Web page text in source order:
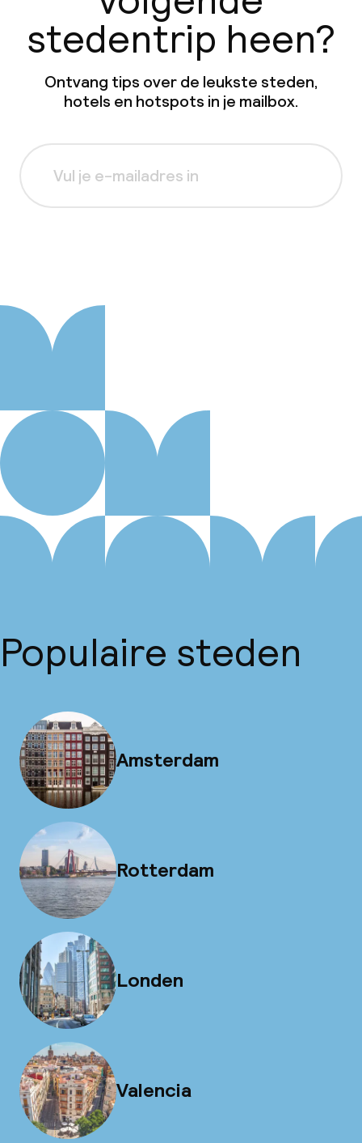
stedentrip heen?
Ontvang tips over de leukste steden,
hotels en hotspots in je mailbox.
Populaire steden
Amsterdam
Rotterdam
Londen
Valencia